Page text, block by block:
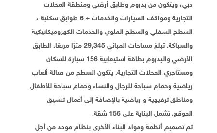
دبي، ويتكون من بدروم وطابق أرضي ومنطقة المحلات
التجارية ومواقف السيارات والخدمات + 6 طوابق سكنية ،
السطح السفلي والسطح العلوي والخدمات الكهروميكانيكية
والسباكة. تبلغ مساحات المباني 29,345 مترًا مربعًا. الطابق
الأرضي والبدروم بطاقة استيعابية 156 سيارة للسكان
ومستأجري المحلات التجارية. يتكون السطح من صالة ألعاب
رياضية وحمام سباحة للرجال والنساء وحمام سباحة للأطفال
ومناطق ترفيهية و رياضية بالإضافة إلى أعمال تنسيق
الموقع. تشمل البناية على 156 شقة.
تم تصميم أنظمة ومواد البناء الأخرى بنظام موحد من أجل